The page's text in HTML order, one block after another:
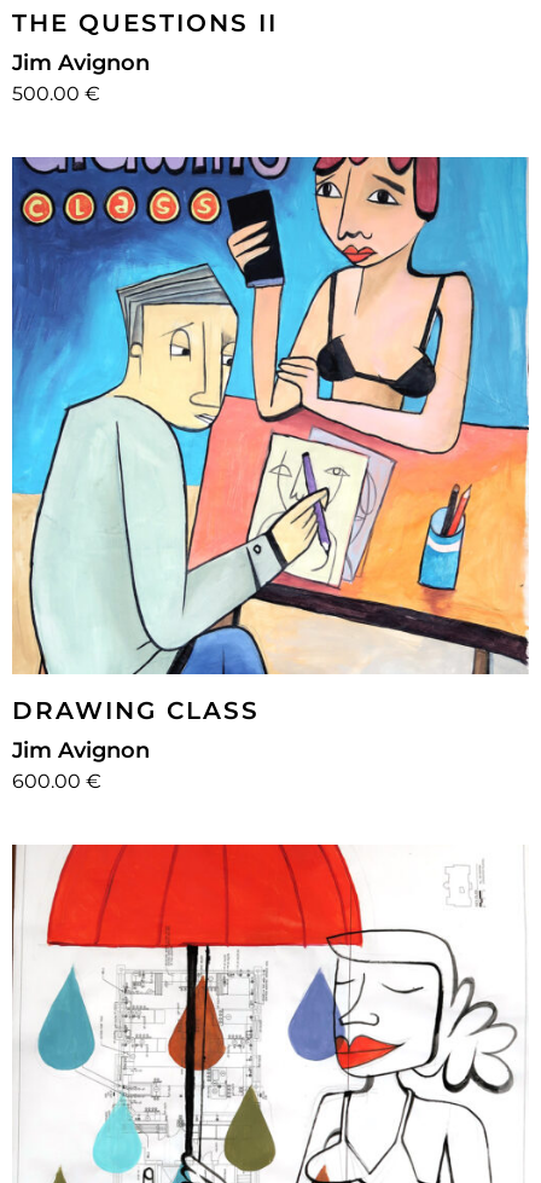
THE QUESTIONS II
Jim Avignon
500.00 €
DRAWING CLASS
Jim Avignon
600.00 €